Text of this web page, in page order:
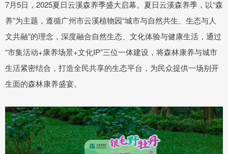
7月5日，2025夏日云溪森养季盛大启幕。夏日云溪森养季，以“森
养”为主题，遵循广州市云溪植物园“城市与自然共生、生态与人
文共融”的理念，深度融合自然生态、文化体验与健康生活，通过
“市集活动+康养场景+文化IP”三位一体建设，将森林康养与城市
生活紧密结合，打造全民共享的生态平台，为民众提供一场别开
生面的森林康养盛宴。